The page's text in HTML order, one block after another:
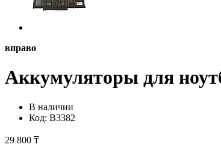
вправо
Аккумуляторы для
В наличии
Код: B3382
29 800 ₸